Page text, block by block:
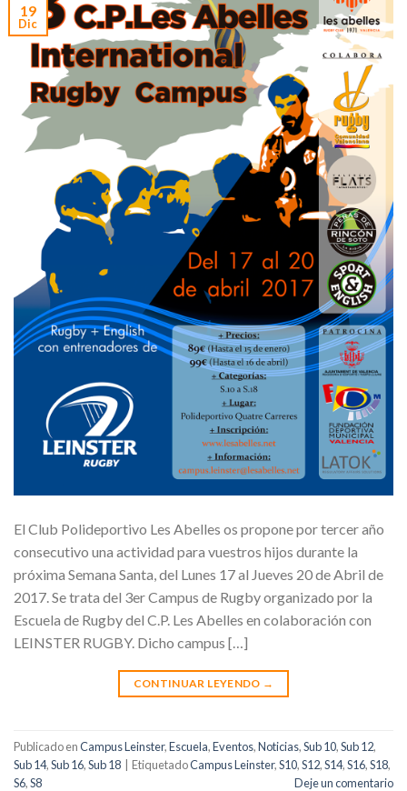
19
Dic
El Club Polideportivo Les Abelles os propone por tercer año
consecutivo una actividad para vuestros hijos durante la
próxima Semana Santa, del Lunes 17 al Jueves 20 de Abril de
2017. Se trata del 3er Campus de Rugby organizado por la
Escuela de Rugby del C.P. Les Abelles en colaboración con
LEINSTER RUGBY. Dicho campus […]
CONTINUAR LEYENDO →
Publicado enCampus Leinster,Escuela,Eventos,Noticias,Sub 10,Sub 12,
Sub 14,Sub 16,Sub 18 EtiquetadoCampus Leinster,S10,S12,S14,S16,S18,
S6,S8 Deje un comentario